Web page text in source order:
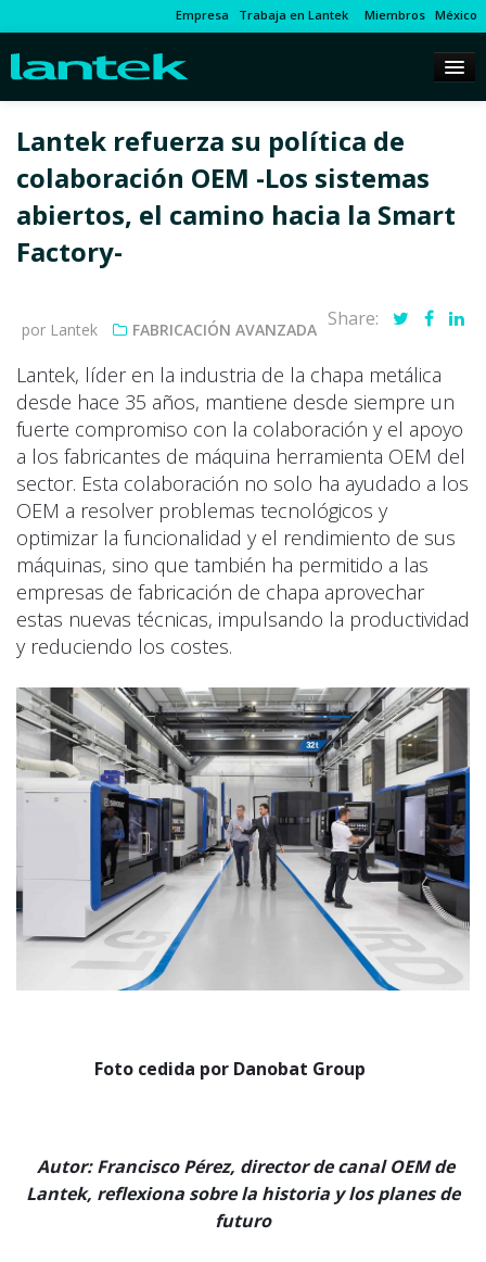
Empresa Trabaja en Lantek Miembros México
Lantek refuerza su política de
colaboración OEM -Los sistemas
abiertos, el camino hacia la Smart
Factory-
por Lantek FABRICACIÓN AVANZADA Share:
Lantek, líder en la industria de la chapa metálica
desde hace 35 años, mantiene desde siempre un
fuerte compromiso con la colaboración y el apoyo
a los fabricantes de máquina herramienta OEM del
sector. Esta colaboración no solo ha ayudado a los
OEM a resolver problemas tecnológicos y
optimizar la funcionalidad y el rendimiento de sus
máquinas, sino que también ha permitido a las
empresas de fabricación de chapa aprovechar
estas nuevas técnicas, impulsando la productividad
y reduciendo los costes.
Foto cedida por Danobat Group
Autor: Francisco Pérez, director de canal OEM de
Lantek, reflexiona sobre la historia y los planes de
futuro